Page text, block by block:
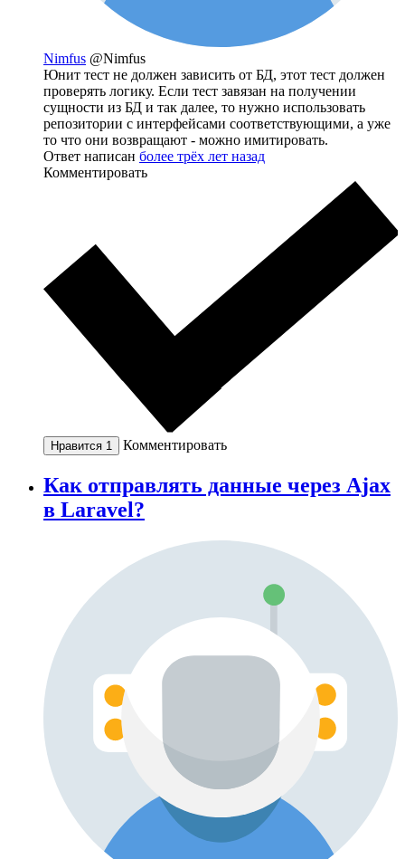
Nimfus @Nimfus
Юнит тест не должен зависить от БД, этот тест должен
проверять логику. Если тест завязан на получении
сущности из БД и так далее, то нужно использовать
репозитории с интерфейсами соответствующими, а уже
то что они возвращают - можно имитировать.
Ответ написан более трёх лет назад
Комментировать
Нравится 1 Комментировать
Как отправлять данные через Ajax
в Laravel?